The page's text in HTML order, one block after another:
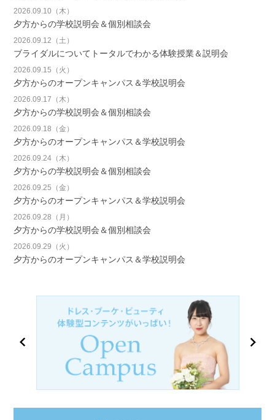
2026.09.10（木）
夕方からの学校説明会＆個別相談会
2026.09.12（土）
ブライダルについてトータルでわかる体験授業＆説明会
2026.09.15（火）
夕方からのオープンキャンパス＆学校説明会
2026.09.17（木）
夕方からの学校説明会＆個別相談会
2026.09.18（金）
夕方からのオープンキャンパス＆学校説明会
2026.09.24（木）
夕方からの学校説明会＆個別相談会
2026.09.25（金）
夕方からのオープンキャンパス＆学校説明会
2026.09.28（月）
夕方からの学校説明会＆個別相談会
2026.09.29（火）
夕方からのオープンキャンパス＆学校説明会